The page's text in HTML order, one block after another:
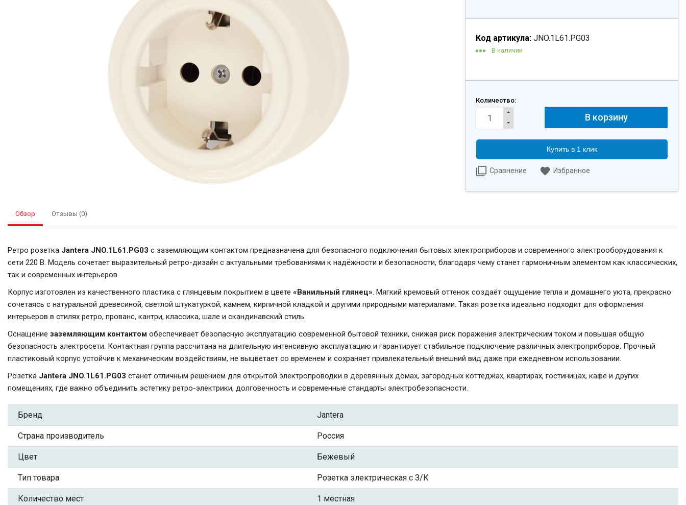
Код артикула: JNO.1L61.PG03
В наличии
Количество:
Купить в 1 клик
Сравнение Избранное
Обзор Отзывы (0)
Ретро розетка Jantera JNO.1L61.PG03 с заземляющим контактом предназначена для безопасного подключения бытовых электроприборов и современного электрооборудования к
сети 220 В. Модель сочетает выразительный ретро-дизайн с актуальными требованиями к надёжности и безопасности, благодаря чему станет гармоничным элементом как классических,
так и современных интерьеров.
Корпус изготовлен из качественного пластика с глянцевым покрытием в цвете «Ванильный глянец». Мягкий кремовый оттенок создаёт ощущение тепла и домашнего уюта, прекрасно
сочетаясь с натуральной древесиной, светлой штукатуркой, камнем, кирпичной кладкой и другими природными материалами. Такая розетка идеально подходит для оформления
интерьеров в стилях ретро, прованс, кантри, классика, шале и скандинавский стиль.
Оснащение заземляющим контактом обеспечивает безопасную эксплуатацию современной бытовой техники, снижая риск поражения электрическим током и повышая общую
безопасность электросети. Контактная группа рассчитана на длительную интенсивную эксплуатацию и гарантирует стабильное подключение различных электроприборов. Прочный
пластиковый корпус устойчив к механическим воздействиям, не выцветает со временем и сохраняет привлекательный внешний вид даже при ежедневном использовании.
Розетка Jantera JNO.1L61.PG03 станет отличным решением для открытой электропроводки в деревянных домах, загородных коттеджах, квартирах, гостиницах, кафе и других
помещениях, где важно объединить эстетику ретро-электрики, долговечность и современные стандарты электробезопасности.
Бренд Jantera
Страна производитель Россия
Цвет Бежевый
Тип товара Розетка электрическая с З/К
Количество мест 1 местная